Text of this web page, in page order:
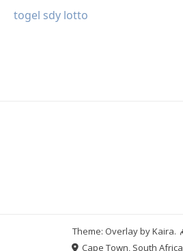
togel sdy lotto
Theme: Overlay byKaira.
Cape Town, South Africa